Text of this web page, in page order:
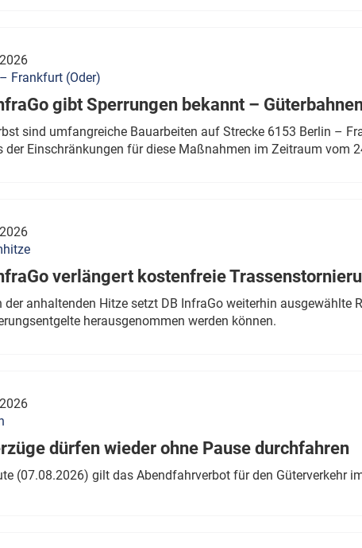
Frankfurt (Oder)
gibt Sperrungen bekannt –
sind umfangreiche Bauarbeiten auf Strecke 6153 Berlin –
der Einschränkungen für diese Maßnahmen im Zeitraum vom
verlängert kostenfreie
der anhaltenden Hitze setzt DB InfraGo weiterhin
herausgenommen werden können.
dürfen wieder ohne Pause durchfahren
(07.08.2026) gilt das Abendfahrverbot für den Güterverkehr